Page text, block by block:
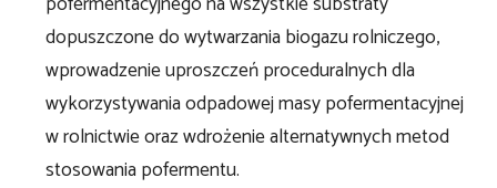
dopuszczone do wytwarzania biogazu rolniczego,
wprowadzenie uproszczeń proceduralnych dla
wykorzystywania odpadowej masy pofermentacyjnej
w rolnictwie oraz wdrożenie alternatywnych metod
stosowania pofermentu.